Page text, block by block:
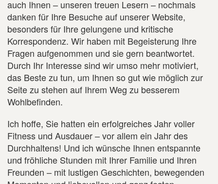
auch Ihnen – unseren treuen Lesern – nochmals
danken für Ihre Besuche auf unserer Website,
besonders für Ihre gelungene und kritische
Korrespondenz. Wir haben mit Begeisterung Ihre
Fragen aufgenommen und sie gern beantwortet.
Durch Ihr Interesse sind wir umso mehr motiviert,
das Beste zu tun, um Ihnen so gut wie möglich zur
Seite zu stehen auf Ihrem Weg zu besserem
Wohlbefinden.
Ich hoffe, Sie hatten ein erfolgreiches Jahr voller
Fitness und Ausdauer – vor allem ein Jahr des
Durchhaltens! Und ich wünsche Ihnen entspannte
und fröhliche Stunden mit Ihrer Familie und Ihren
Freunden – mit lustigen Geschichten, bewegenden